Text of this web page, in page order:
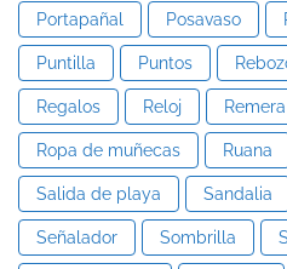
Portapañal Posavaso
Puntilla Puntos
Regalos Reloj Remera
Ropa de muñecas Ruana
Salida de playa Sandalia
Señalador Sombrilla